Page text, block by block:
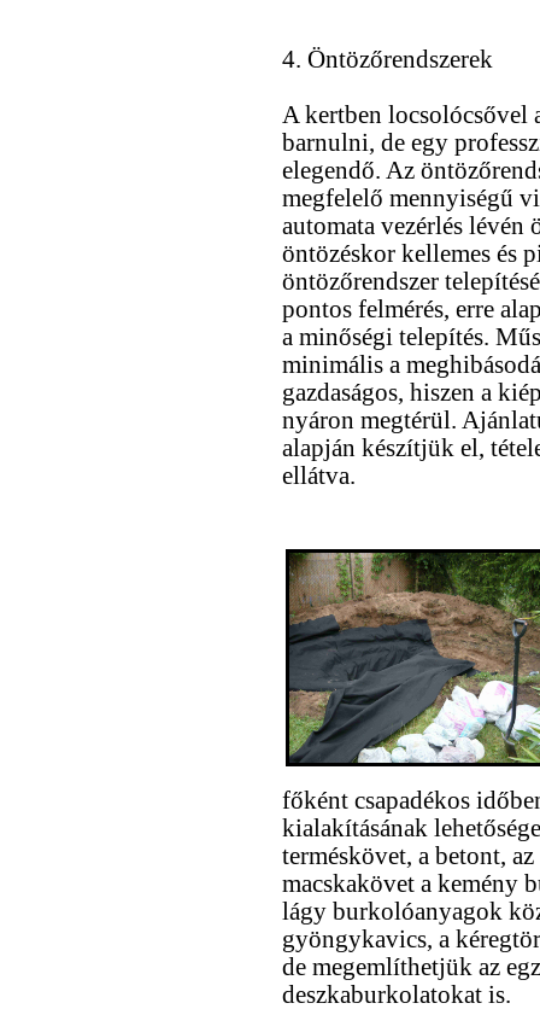
4. Öntözőrendszerek
A kertben locsolócsővel
barnulni, de egy
elegendő. Az
megfelelő mennyiségű
automata vezérlés lévén
öntözéskor kellemes és
öntözőrendszer
pontos felmérés, erre
a minőségi telepítés.
minimális a
gazdaságos, hiszen a
nyáron megtérül.
alapján készítjük el,
ellátva.
főként csapadékos
kialakításának
terméskövet, a betont,
macskakövet a kemény
lágy burkolóanyagok
gyöngykavics, a
de megemlíthetjük az
deszkaburkolatokat is.